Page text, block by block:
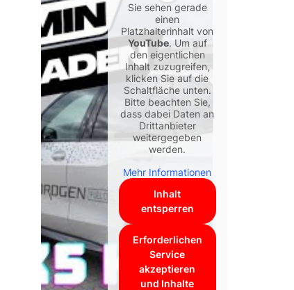
Sie sehen gerade
einen
Platzhalterinhalt von
YouTube. Um auf
den eigentlichen
Inhalt zuzugreifen,
klicken Sie auf die
Schaltfläche unten.
Bitte beachten Sie,
dass dabei Daten an
Drittanbieter
weitergegeben
werden.
Mehr Informationen
Inhalt
entsperren
Erforderlichen
Service
akzeptieren
und Inhalte